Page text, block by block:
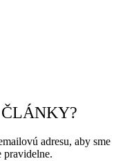
adresu, aby sme
pravidelne.